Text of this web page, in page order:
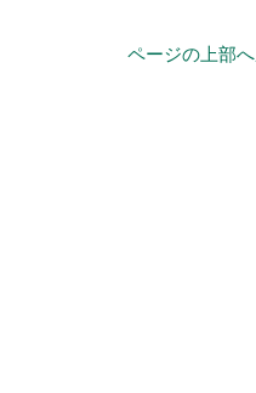
ページの上部